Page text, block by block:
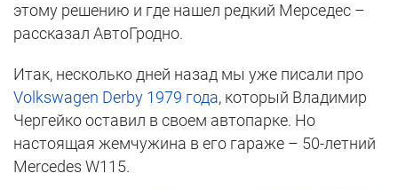
этому решению и где нашел редкий Мерседес –
рассказал АвтоГродно.
Итак, несколько дней назад мы уже писали про
Volkswagen Derby 1979 года, который Владимир
Чергейко оставил в своем автопарке. Но
настоящая жемчужина в его гараже – 50-летний
Mercedes W115.